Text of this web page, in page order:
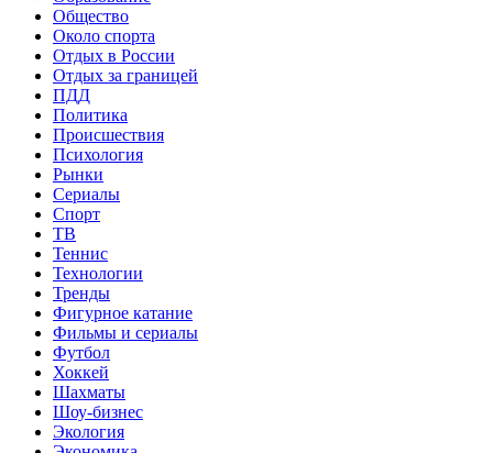
Общество
Около спорта
Отдых в России
Отдых за границей
ПДД
Политика
Происшествия
Психология
Рынки
Сериалы
Спорт
ТВ
Теннис
Технологии
Тренды
Фигурное катание
Фильмы и сериалы
Футбол
Хоккей
Шахматы
Шоу-бизнес
Экология